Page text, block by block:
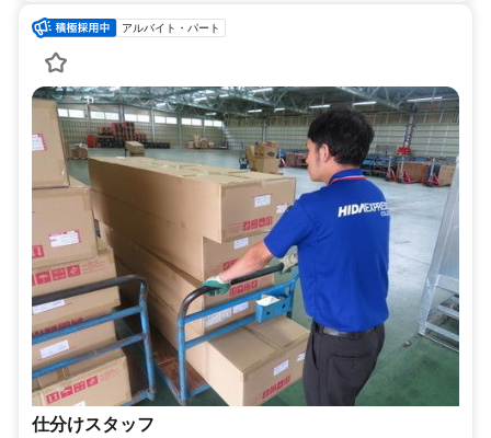
アルバイト・パート
仕分けスタッフ